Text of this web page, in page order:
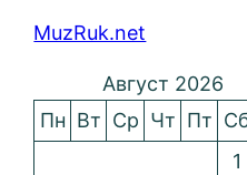
MuzRuk.net
Август 2026
Пн Вт Ср Чт Пт
1